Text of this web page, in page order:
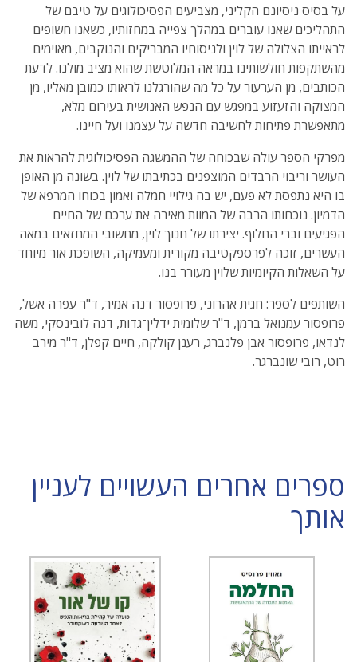
על בסיס ניסיונם הקליני, מצביעים הפסיכולוגים על טיבם של
התהליכים שאנו עוברים במהלך צפייה במחזותיו, כשאנו חשופים
לראייתו הצלולה של לוין ולניסוחיו המבריקים והנוקבים, מאוימים
מהשתקפות חולשותינו במראה המלוטשת שהוא מציב מולנו. לדעת
הכותבים, מן הערעור על כל מה שהורגלנו לראותו כמובן מאליו, מן
המצוקה והזעזוע במפגש עם הנפש האנושית בעירום מלא,
מתאפשרת פתיחות לחשיבה חדשה על עצמנו ועל חיינו.
מפרקי הספר עולה שבכוחה של ההמשגה הפסיכולוגית להראות את
העושר וריבוי הרבדים המוצפנים בכתיבתו של לוין. בשונה מן האופן
בו היא נתפסת לא פעם, יש בה גילויי חמלה ואמון בכוחו המרפא של
הדמיון. נוכחותו הרבה של המוות מאירה את ערכם של החיים
הפגיעים וברי החלוף. יצירתו של חנוך לוין, מחשובי המחזאים במאה
העשרים, זוכה לפרספקטיבה מקורית ומעמיקה, השופכת אור מיוחד
על השאלות הקיומיות שלוין מעורר בנו.
השותפים לספר: חגית אהרוני, פרופסור דנה אמיר, ד"ר עפרה אשל,
פרופסור עמנואל ברמן, ד"ר שלומית ידלין־גדות, דנה לובינסקי, משה
לנדאו, פרופסור אבן פלנברג, רענן קולקה, חיים קפלן, ד"ר מירב
רוט, רובי שונברגר.
ספרים אחרים העשויים לעניין
אותך